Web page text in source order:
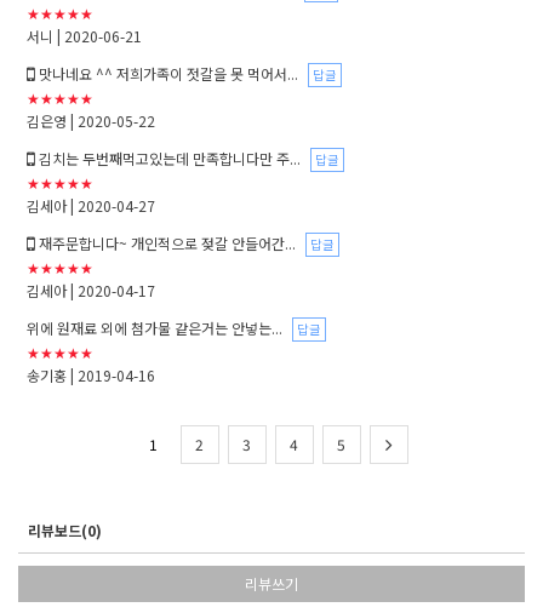
★★★★★
서니 | 2020-06-21
맛나네요 ^^ 저희가족이 젓갈을 못 먹어서...
답글
★★★★★
김은영 | 2020-05-22
김치는 두번째먹고있는데 만족합니다만 주...
답글
★★★★★
김세아| 2020-04-27
재주문합니다~ 개인적으로 젖갈 안들어간...
답글
★★★★★
김세아| 2020-04-17
위에 원재료 외에 첨가물 같은거는 안넣는...
답글
★★★★★
송기홍| 2019-04-16
1 2 3 4 5
리뷰보드(0)
리뷰쓰기